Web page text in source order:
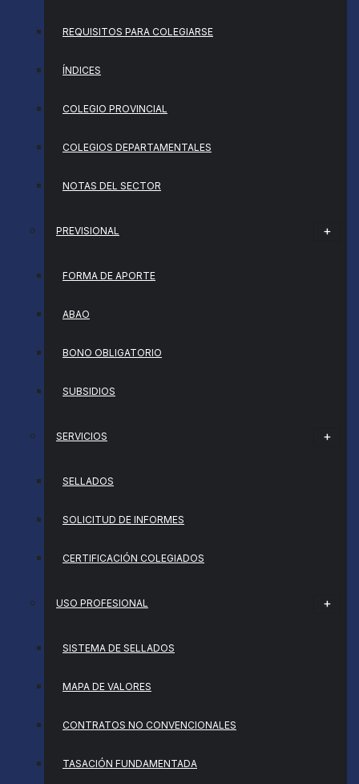
REQUISITOS PARA COLEGIARSE
ÍNDICES
COLEGIO PROVINCIAL
COLEGIOS DEPARTAMENTALES
NOTAS DEL SECTOR
PREVISIONAL
FORMA DE APORTE
ABAO
BONO OBLIGATORIO
SUBSIDIOS
SERVICIOS
SELLADOS
SOLICITUD DE INFORMES
CERTIFICACIÓN COLEGIADOS
USO PROFESIONAL
SISTEMA DE SELLADOS
MAPA DE VALORES
CONTRATOS NO CONVENCIONALES
TASACIÓN FUNDAMENTADA